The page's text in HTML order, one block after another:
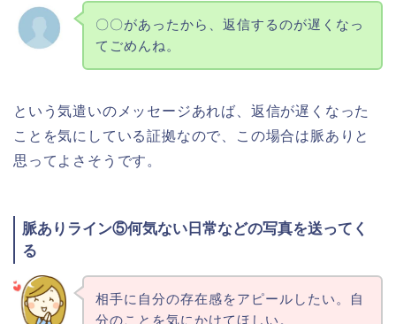
〇〇があったから、返信するのが遅くなっ
てごめんね。
という気遣いのメッセージあれば、返信が遅くなった
ことを気にしている証拠なので、この場合は脈ありと
思ってよさそうです。
脈ありライン⑤何気ない日常などの写真を送ってく
る
相手に自分の存在感をアピールしたい。自
分のことを気にかけてほしい。